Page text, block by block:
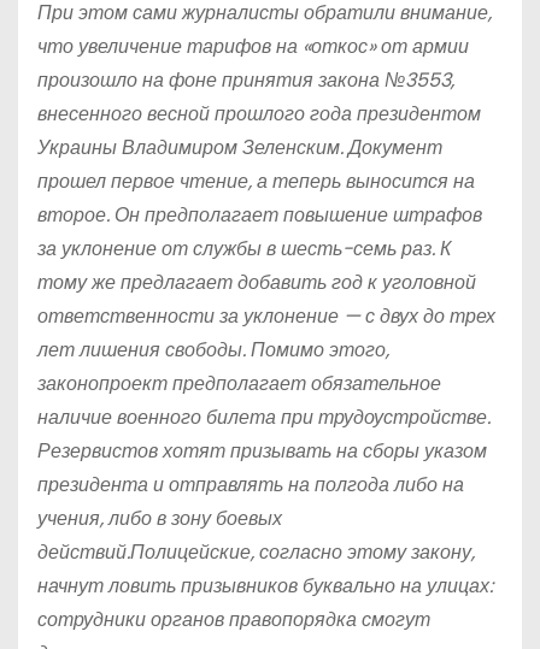
При этом сами журналисты обратили внимание,
что увеличение тарифов на «откос» от армии
произошло на фоне принятия закона №3553,
внесенного весной прошлого года президентом
Украины Владимиром Зеленским. Документ
прошел первое чтение, а теперь выносится на
второе. Он предполагает повышение штрафов
за уклонение от службы в шесть-семь раз. К
тому же предлагает добавить год к уголовной
ответственности за уклонение — с двух до трех
лет лишения свободы. Помимо этого,
законопроект предполагает обязательное
наличие военного билета при трудоустройстве.
Резервистов хотят призывать на сборы указом
президента и отправлять на полгода либо на
учения, либо в зону боевых
действий.Полицейские, согласно этому закону,
начнут ловить призывников буквально на улицах:
сотрудники органов правопорядка смогут